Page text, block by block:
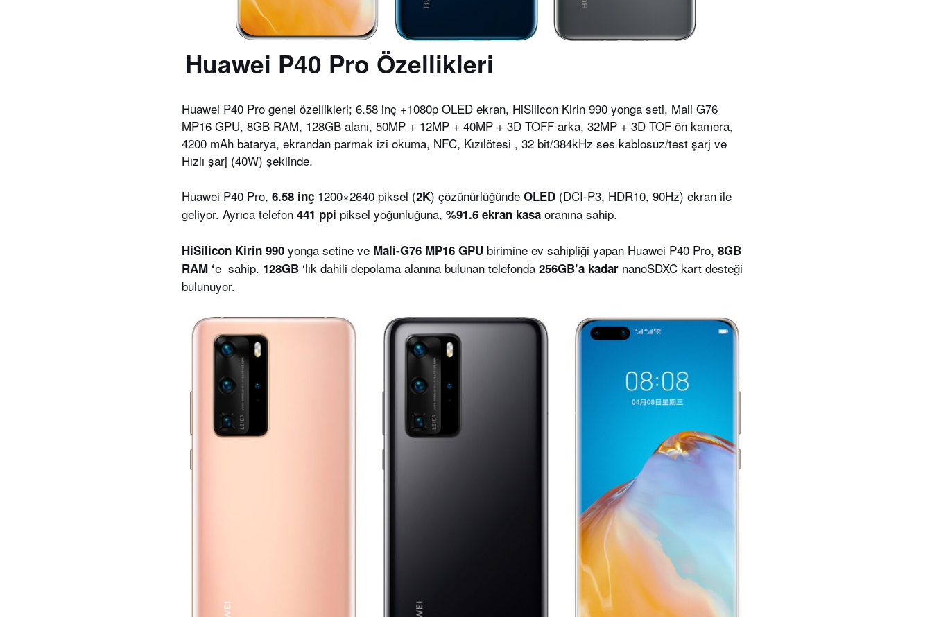
Huawei P40 Pro Özellikleri
Huawei P40 Pro genel özellikleri; 6.58 inç +1080p OLED ekran, HiSilicon Kirin 990 yonga seti, Mali G76
MP16 GPU, 8GB RAM, 128GB alanı, 50MP + 12MP + 40MP + 3D TOFF arka, 32MP + 3D TOF ön kamera,
4200 mAh batarya, ekrandan parmak izi okuma, NFC, Kızılötesi , 32 bit/384kHz ses kablosuz/test şarj ve
Hızlı şarj (40W) şeklinde.
Huawei P40 Pro, 6.58 inç 1200×2640 piksel (2K) çözünürlüğünde OLED (DCI-P3, HDR10, 90Hz) ekran ile
geliyor. Ayrıca telefon 441 ppi piksel yoğunluğuna, %91.6 ekran kasa oranına sahip.
HiSilicon Kirin 990 yonga setine ve Mali-G76 MP16 GPU birimine ev sahipliği yapan Huawei P40 Pro, 8GB
RAM ‘e sahip. 128GB ‘lık dahili depolama alanına bulunan telefonda 256GB’a kadar nanoSDXC kart desteği
bulunuyor.